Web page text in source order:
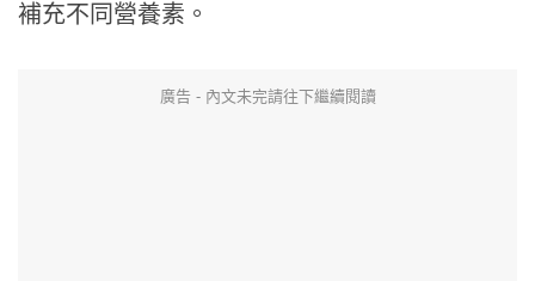
補充不同營養素。
廣告 - 內文未完請往下繼續閱讀